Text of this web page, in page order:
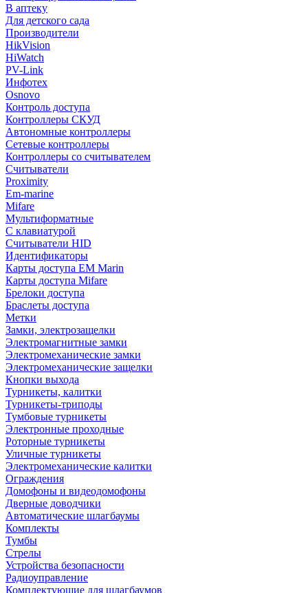
В аптеку
Для детского сада
Производители
HikVision
HiWatch
PV-Link
Инфотех
Osnovo
Контроль доступа
Контроллеры СКУД
Автономные контроллеры
Сетевые контроллеры
Контроллеры со считывателем
Считыватели
Proximity
Em-marine
Mifare
Мультиформатные
С клавиатурой
Считыватели HID
Идентификаторы
Карты доступа EM Marin
Карты доступа Mifare
Брелоки доступа
Браслеты доступа
Метки
Замки, электрозащелки
Электромагнитные замки
Электромеханические замки
Электромеханические защелки
Кнопки выхода
Турникеты, калитки
Турникеты-триподы
Тумбовые турникеты
Электронные проходные
Роторные турникеты
Уличные турникеты
Электромеханические калитки
Ограждения
Домофоны и видеодомофоны
Дверные доводчики
Автоматические шлагбаумы
Комплекты
Тумбы
Стрелы
Устройства безопасности
Радиоуправление
Комплектующие для шлагбаумов